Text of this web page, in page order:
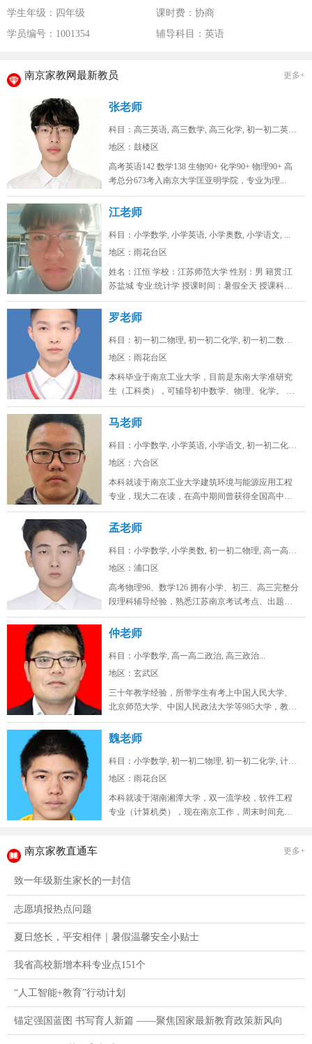
学生年级：四年级
课时费：协商
学员编号：1001354
辅导科目：英语
南京家教网最新教员 更多+
张老师
科目：高三英语, 高三数学, 高三化学, 初一初二英语...
地区：鼓楼区
高考英语142 数学138 生物90+ 化学90+ 物理90+ 高
考总分673考入南京大学匡亚明学院，专业为理...
江老师
科目：小学数学, 小学英语, 小学奥数, 小学语文, ...
地区：雨花台区
姓名：江恒 学校：江苏师范大学 性别：男 籍贯:江
苏盐城 专业:统计学 授课时间：暑假全天 授课科
目：小学初...
罗老师
科目：初一初二物理, 初一初二化学, 初一初二数学, ...
地区：雨花台区
本科毕业于南京工业大学，目前是东南大学准研究
生（工科类），可辅导初中数学、物理、化学。 可
线上/线下，南京雨花台、浦口...
马老师
科目：小学数学, 小学英语, 小学语文, 初一初二化学...
地区：六合区
本科就读于南京工业大学建筑环境与能源应用工程
专业，现大二在读，在高中期间曾获得全国高中生
英语能力测评大赛省一，全国化学奥...
孟老师
科目：小学数学, 小学奥数, 初一初二物理, 高一高二...
地区：浦口区
高考物理96、数学126 拥有小学、初三、高三完整分
段理科辅导经验，熟悉江苏南京考试考点、出题思
路，擅长补差提分、五升...
仲老师
科目：小学数学, 高一高二政治, 高三政治...
地区：玄武区
三十年教学经验，所带学生有考上中国人民大学、
北京师范大学、中国人民政法大学等985大学，教学
态度认真，品德高尚。...
魏老师
科目：小学数学, 初一初二物理, 初一初二化学, 计算...
地区：雨花台区
本科就读于湖南湘潭大学，双一流学校，软件工程
专业（计算机类），现在南京工作，周末时间充
南京家教直通车 更多+
致一年级新生家长的一封信
志愿填报热点问题
夏日悠长，平安相伴｜暑假温馨安全小贴士
我省高校新增本科专业点151个
“人工智能+教育”行动计划
锚定强国蓝图 书写育人新篇 ——聚焦国家最新教育政策新风向